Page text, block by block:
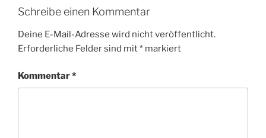
Schreibe einen Kommentar
Deine E-Mail-Adresse wird nicht veröffentlicht.
Erforderliche Felder sind mit* markiert
Kommentar*